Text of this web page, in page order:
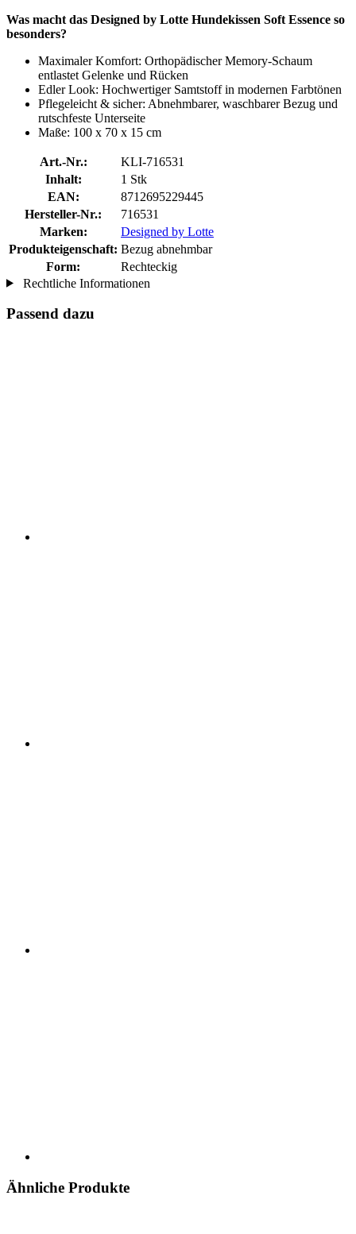
Was macht das Designed by Lotte Hundekissen Soft Essence so
besonders?
Maximaler Komfort: Orthopädischer Memory-Schaum
entlastet Gelenke und Rücken
Edler Look: Hochwertiger Samtstoff in modernen Farbtönen
Pflegeleicht & sicher: Abnehmbarer, waschbarer Bezug und
rutschfeste Unterseite
Maße: 100 x 70 x 15 cm
Art.-Nr.:
KLI-716531
Inhalt:
1 Stk
EAN:
8712695229445
Hersteller-Nr.:
716531
Marken:
Designed by Lotte
Produkteigenschaft: Bezug abnehmbar
Form:
Rechteckig
Rechtliche Informationen
Passend dazu
Ähnliche Produkte